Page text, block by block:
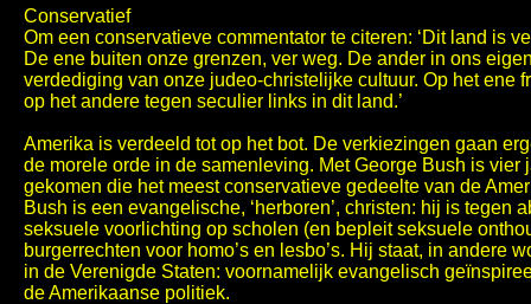
Conservatief
Om een conservatieve commentator te citeren: ‘Dit land is
De ene buiten onze grenzen, ver weg. De ander in ons
verdediging van onze judeo-christelijke cultuur. Op het ene
op het andere tegen seculier links in dit land.’
Amerika is verdeeld tot op het bot. De verkiezingen gaan
de morele orde in de samenleving. Met George Bush is
gekomen die het meest conservatieve gedeelte van de
Bush is een evangelische, ‘herboren’, christen: hij is tegen
seksuele voorlichting op scholen (en bepleit seksuele
burgerrechten voor homo’s en lesbo’s. Hij staat, in andere
in de Verenigde Staten: voornamelijk evangelisch
de Amerikaanse politiek.